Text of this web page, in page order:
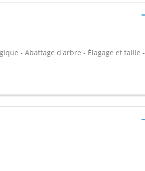
- Abattage d'arbre - Élagage et taille -